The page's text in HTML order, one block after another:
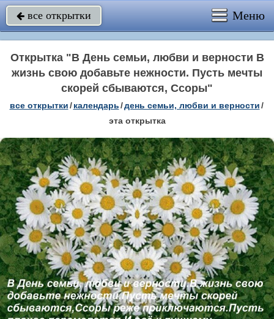
 все открытки Меню
Открытка "В День семьи, любви и верности В
жизнь свою добавьте нежности. Пусть мечты
скорей сбываются, Ссоры"
все открытки/ календарь/день семьи, любви и верности/
эта открытка